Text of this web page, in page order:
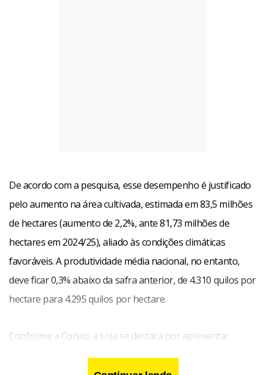
De acordo com a pesquisa, esse desempenho é justificado
pelo aumento na área cultivada, estimada em 83,5 milhões
de hectares (aumento de 2,2%, ante 81,73 milhões de
hectares em 2024/25), aliado às condições climáticas
favoráveis. A produtividade média nacional, no entanto,
deve ficar 0,3% abaixo da safra anterior, de 4.310 quilos por
hectare para 4.295 quilos por hectare.
Conforme a Conab, a soja se destaca por apresentar
incremento de 8,8 milhões de toneladas em relação ao